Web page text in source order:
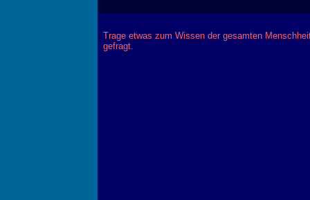
Trage etwas zum Wissen der gesamten
gefragt.